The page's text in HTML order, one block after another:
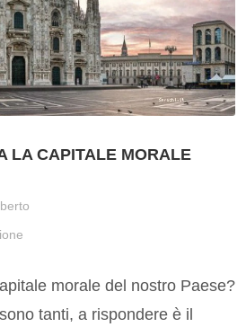
LA CAPITALE MORALE
morale del nostro Paese?
tanti, a rispondere è il